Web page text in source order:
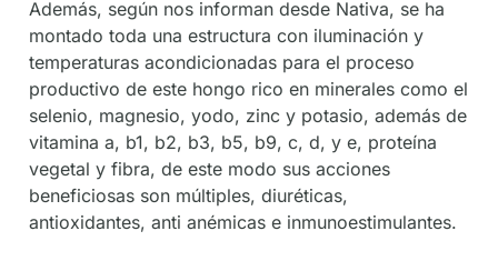
Además, según nos informan desde Nativa, se ha
montado toda una estructura con iluminación y
temperaturas acondicionadas para el proceso
productivo de este hongo rico en minerales como el
selenio, magnesio, yodo, zinc y potasio, además de
vitamina a, b1, b2, b3, b5, b9, c, d, y e, proteína
vegetal y fibra, de este modo sus acciones
beneficiosas son múltiples, diuréticas,
antioxidantes, anti anémicas e inmunoestimulantes.